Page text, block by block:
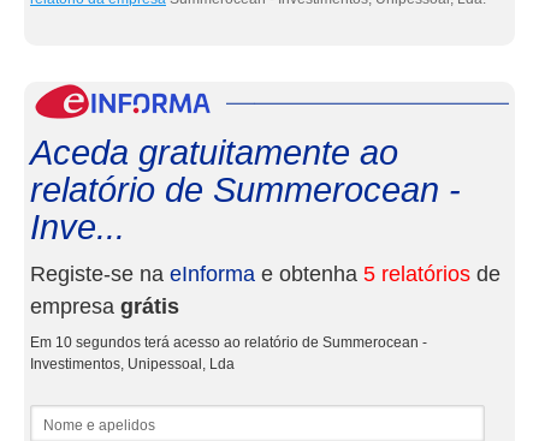
Aceda gratuitamente ao
relatório de Summerocean -
Inve...
Registe-se na eInforma e obtenha 5 relatórios de
empresa grátis
Em 10 segundos terá acesso ao relatório de Summerocean -
Investimentos, Unipessoal, Lda